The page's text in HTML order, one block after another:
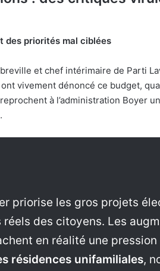
des priorités mal ciblées
et chef intérimaire de Parti
vivement dénoncé ce budget,
à l’administration Boyer
priorise les gros projets
des citoyens. Les
en réalité une
résidences unifamiliales,